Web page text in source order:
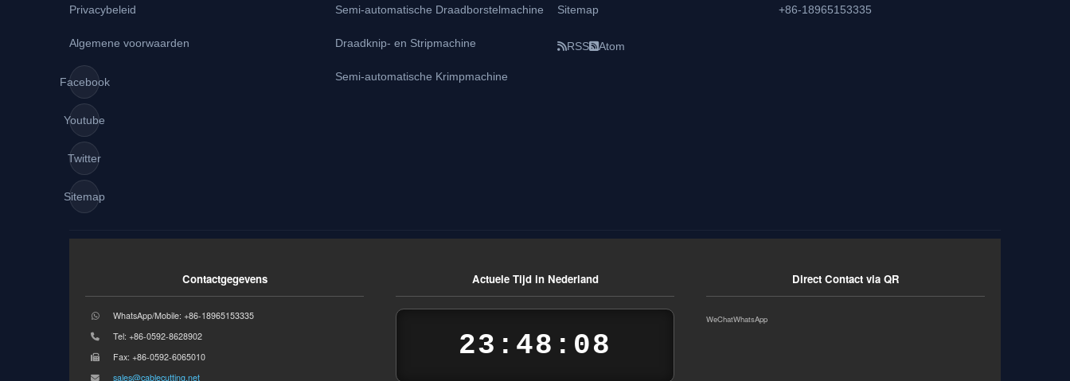
Privacybeleid
Algemene voorwaarden
Facebook
Youtube
Twitter
Sitemap
Semi-automatische Draadborstelmachine
Draadknip- en Stripmachine
Semi-automatische Krimpmachine
Sitemap
RSS Atom
+86-18965153335
Contactgegevens
WhatsApp/Mobile: +86-18965153335
Tel: +86-0592-8628902
Fax: +86-0592-6065010
sales@cablecutting.net
Actuele Tijd in Nederland
23:48:08
Direct Contact via QR
WeChatWhatsApp